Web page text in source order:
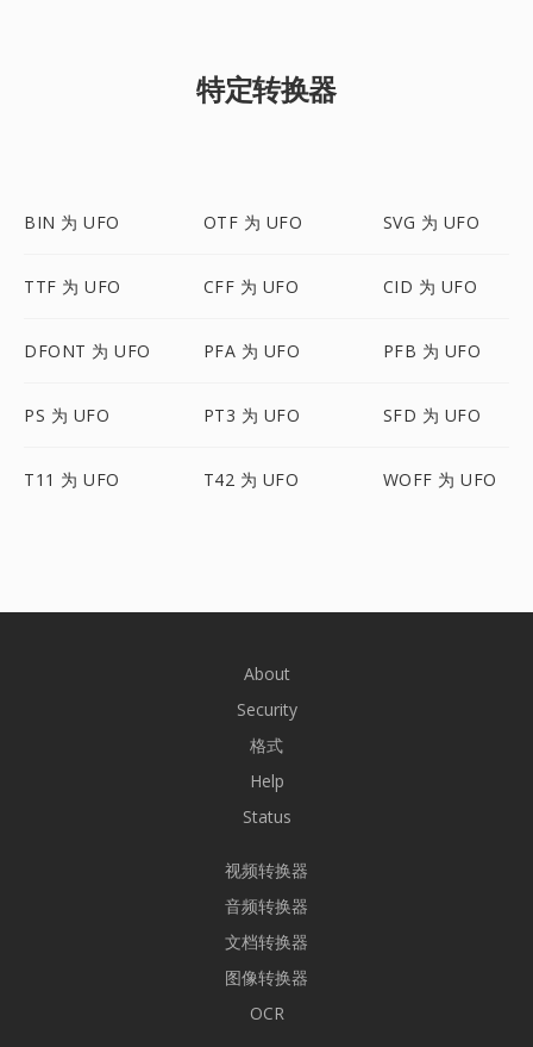
特定转换器
BIN 为 UFO OTF 为 UFO SVG 为 UFO
TTF 为 UFO CFF 为 UFO CID 为 UFO
DFONT 为 UFO PFA 为 UFO PFB 为 UFO
PS 为 UFO PT3 为 UFO SFD 为 UFO
T11 为 UFO T42 为 UFO WOFF 为 UFO
About
Security
格式
Help
Status
视频转换器
音频转换器
文档转换器
图像转换器
OCR